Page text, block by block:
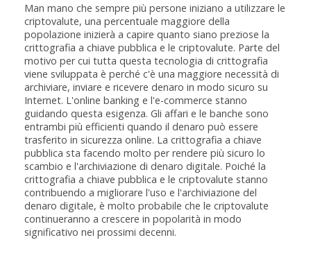
Man mano che sempre più persone iniziano a utilizzare le
criptovalute, una percentuale maggiore della
popolazione inizierà a capire quanto siano preziose la
crittografia a chiave pubblica e le criptovalute. Parte del
motivo per cui tutta questa tecnologia di crittografia
viene sviluppata è perché c'è una maggiore necessità di
archiviare, inviare e ricevere denaro in modo sicuro su
Internet. L'online banking e l'e-commerce stanno
guidando questa esigenza. Gli affari e le banche sono
entrambi più efficienti quando il denaro può essere
trasferito in sicurezza online. La crittografia a chiave
pubblica sta facendo molto per rendere più sicuro lo
scambio e l'archiviazione di denaro digitale. Poiché la
crittografia a chiave pubblica e le criptovalute stanno
contribuendo a migliorare l'uso e l'archiviazione del
denaro digitale, è molto probabile che le criptovalute
continueranno a crescere in popolarità in modo
significativo nei prossimi decenni.